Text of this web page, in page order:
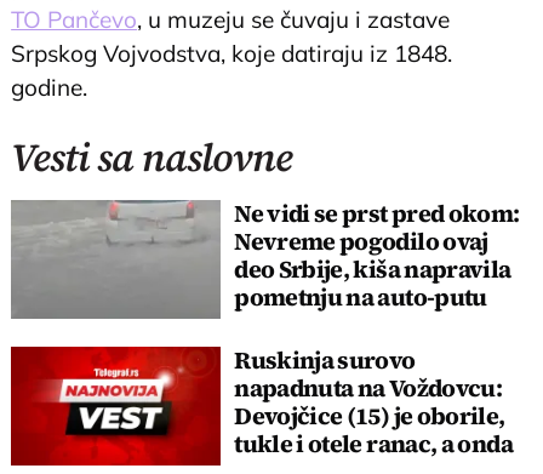
TO Pančevo, u muzeju se čuvaju i zastave
Srpskog Vojvodstva, koje datiraju iz 1848.
godine.
Vesti sa naslovne
Ne vidi se prst pred okom:
Nevreme pogodilo ovaj
deo Srbije, kiša napravila
pometnju na auto-putu
Ruskinja surovo
napadnuta na Voždovcu:
Devojčice (15) je oborile,
tukle i otele ranac, a onda